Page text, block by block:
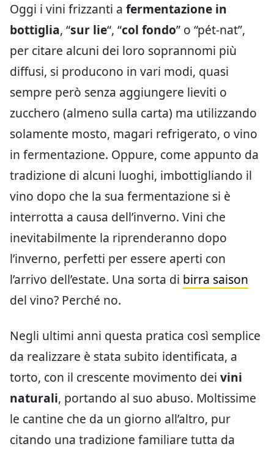
Oggi i vini frizzanti a fermentazione in
bottiglia, “sur lie“, “col fondo” o “pét-nat”,
per citare alcuni dei loro soprannomi più
diffusi, si producono in vari modi, quasi
sempre però senza aggiungere lieviti o
zucchero (almeno sulla carta) ma utilizzando
solamente mosto, magari refrigerato, o vino
in fermentazione. Oppure, come appunto da
tradizione di alcuni luoghi, imbottigliando il
vino dopo che la sua fermentazione si è
interrotta a causa dell’inverno. Vini che
inevitabilmente la riprenderanno dopo
l’inverno, perfetti per essere aperti con
l’arrivo dell’estate. Una sorta di birra saison
del vino? Perché no.
Negli ultimi anni questa pratica così semplice
da realizzare è stata subito identificata, a
torto, con il crescente movimento dei vini
naturali, portando al suo abuso. Moltissime
le cantine che da un giorno all’altro, pur
citando una tradizione familiare tutta da